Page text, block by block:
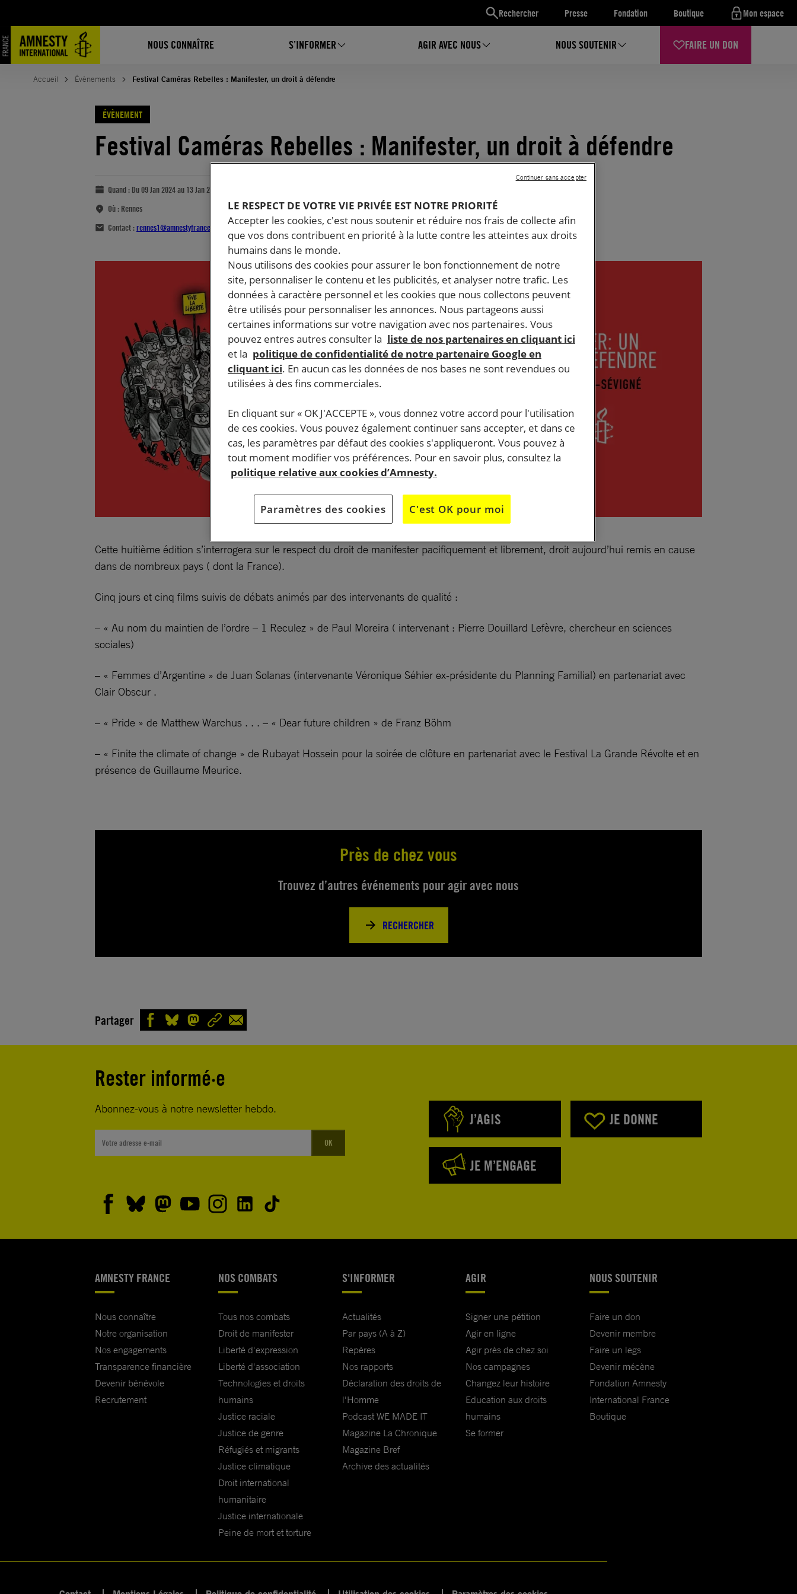
Rechercher Presse Fondation Boutique Mon espace
NOUS CONNAÎTRE S’INFORMER AGIR AVEC NOUS NOUS SOUTENIR FAIRE UN DON
Accueil Évènements Festival Caméras Rebelles : Manifester, un droit à défendre
ÉVÈNEMENT
Festival Caméras Rebelles : Manifester, un droit à défendre
Quand : Du 09 Jan 2024 au 13 Jan 2024
Où : Rennes
Contact :rennes1@amnestyfrance.fr
Cette huitième édition s’interrogera sur le respect du droit de manifester pacifiquement et librement, droit aujourd’hui remis en cause
dans de nombreux pays ( dont la France).
Cinq jours et cinq films suivis de débats animés par des intervenants de qualité :
– « Au nom du maintien de l’ordre – 1 Reculez » de Paul Moreira ( intervenant : Pierre Douillard Lefèvre, chercheur en sciences
sociales)
– « Femmes d’Argentine » de Juan Solanas (intervenante Véronique Séhier ex-présidente du Planning Familial) en partenariat avec
Clair Obscur .
– « Pride » de Matthew Warchus . . . – « Dear future children » de Franz Böhm
– « Finite the climate of change » de Rubayat Hossein pour la soirée de clôture en partenariat avec le Festival La Grande Révolte et en
présence de Guillaume Meurice.
Près de chez vous
Trouvez d’autres événements pour agir avec nous
RECHERCHER
Partager
Rester informé·e
Abonnez-vous à notre newsletter hebdo.
OK
J’AGIS JE DONNE
JE M’ENGAGE
AMNESTY FRANCE
Nous connaître
Notre organisation
Nos engagements
Transparence financière
Devenir bénévole
Recrutement
NOS COMBATS
Tous nos combats
Droit de manifester
Liberté d'expression
Liberté d'association
Technologies et droits
humains
Justice raciale
Justice de genre
Réfugiés et migrants
Justice climatique
Droit international
humanitaire
Justice internationale
Peine de mort et torture
S'INFORMER
Actualités
Par pays (A à Z)
Repères
Nos rapports
Déclaration des droits de
l'Homme
Podcast WE MADE IT
Magazine La Chronique
Magazine Bref
Archive des actualités
AGIR
Signer une pétition
Agir en ligne
Agir près de chez soi
Nos campagnes
Changez leur histoire
Education aux droits
humains
Se former
NOUS SOUTENIR
Faire un don
Devenir membre
Faire un legs
Devenir mécène
Fondation Amnesty
International France
Boutique
LE RESPECT DE VOTRE VIE PRIVÉE EST NOTRE PRIORITÉ
Accepter les cookies, c'est nous soutenir et réduire nos frais de collecte afin
que vos dons contribuent en priorité à la lutte contre les atteintes aux droits
humains dans le monde.
Nous utilisons des cookies pour assurer le bon fonctionnement de notre
site, personnaliser le contenu et les publicités, et analyser notre trafic. Les
données à caractère personnel et les cookies que nous collectons peuvent
être utilisés pour personnaliser les annonces. Nous partageons aussi
certaines informations sur votre navigation avec nos partenaires. Vous
pouvez entres autres consulter la liste de nos partenaires en cliquant ici
et la politique de confidentialité de notre partenaire Google en
cliquant ici. En aucun cas les données de nos bases ne sont revendues ou
utilisées à des fins commerciales.
En cliquant sur « OK J'ACCEPTE », vous donnez votre accord pour l'utilisation
de ces cookies. Vous pouvez également continuer sans accepter, et dans ce
cas, les paramètres par défaut des cookies s'appliqueront. Vous pouvez à
tout moment modifier vos préférences. Pour en savoir plus, consultez la
politique relative aux cookies d’Amnesty.
Paramètres des cookies C'est OK pour moi
Continuer sans accepter